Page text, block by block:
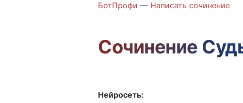
БотПрофи — Написать сочинение
Сочинение
Нейросеть: